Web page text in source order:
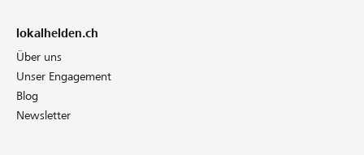
lokalhelden.ch
Über uns
Unser Engagement
Blog
Newsletter